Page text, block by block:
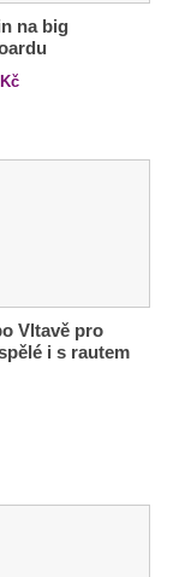
na big
Kč
Vltavě pro
i s rautem